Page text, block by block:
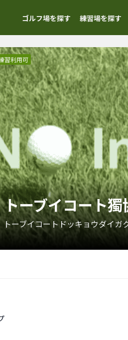
ゴルフ場を探す 練習場を探す
習利用可
ーブイコート
ーブイコートドッキョウダイガ